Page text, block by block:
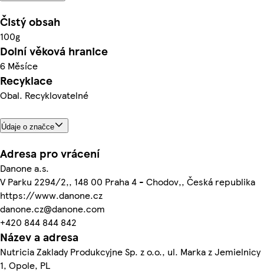
Čistý obsah
100g
Dolní věková hranice
6 Měsíce
Recyklace
Obal. Recyklovatelné
Údaje o značce
Adresa pro vrácení
Danone a.s.
V Parku 2294/2,, 148 00 Praha 4 - Chodov,, Česká republika
https://www.danone.cz
danone.cz@danone.com
+420 844 844 842
Název a adresa
Nutricia Zaklady Produkcyjne Sp. z o.o., ul. Marka z Jemielnicy
1, Opole, PL